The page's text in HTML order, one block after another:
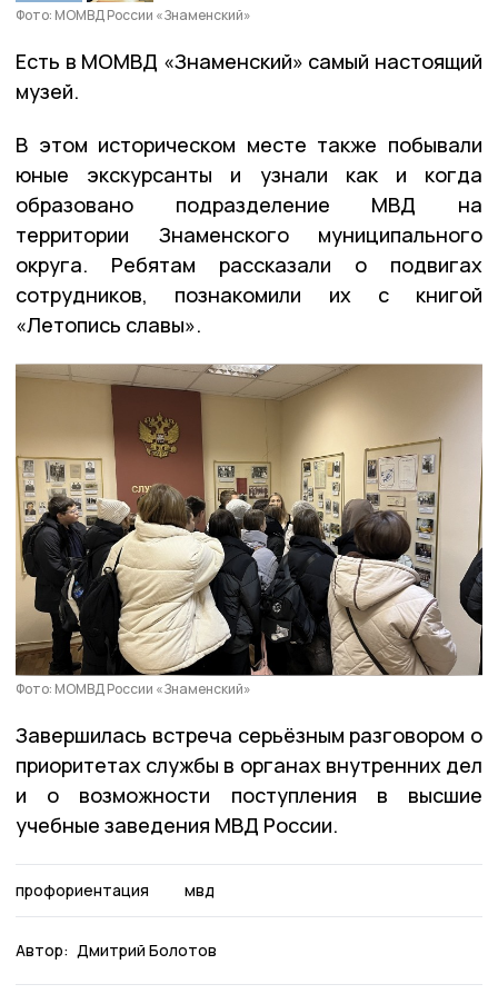
Фото: МОМВД России «Знаменский»
Есть в МОМВД «Знаменский» самый настоящий
музей.
В этом историческом месте также побывали
юные экскурсанты и узнали как и когда
образовано подразделение МВД на
территории Знаменского муниципального
округа. Ребятам рассказали о подвигах
сотрудников, познакомили их с книгой
«Летопись славы».
Фото: МОМВД России «Знаменский»
Завершилась встреча серьёзным разговором о
приоритетах службы в органах внутренних дел
и о возможности поступления в высшие
учебные заведения МВД России.
профориентация мвд
Автор: Дмитрий Болотов